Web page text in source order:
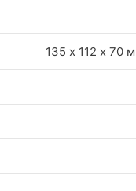
135 х 112 х 70